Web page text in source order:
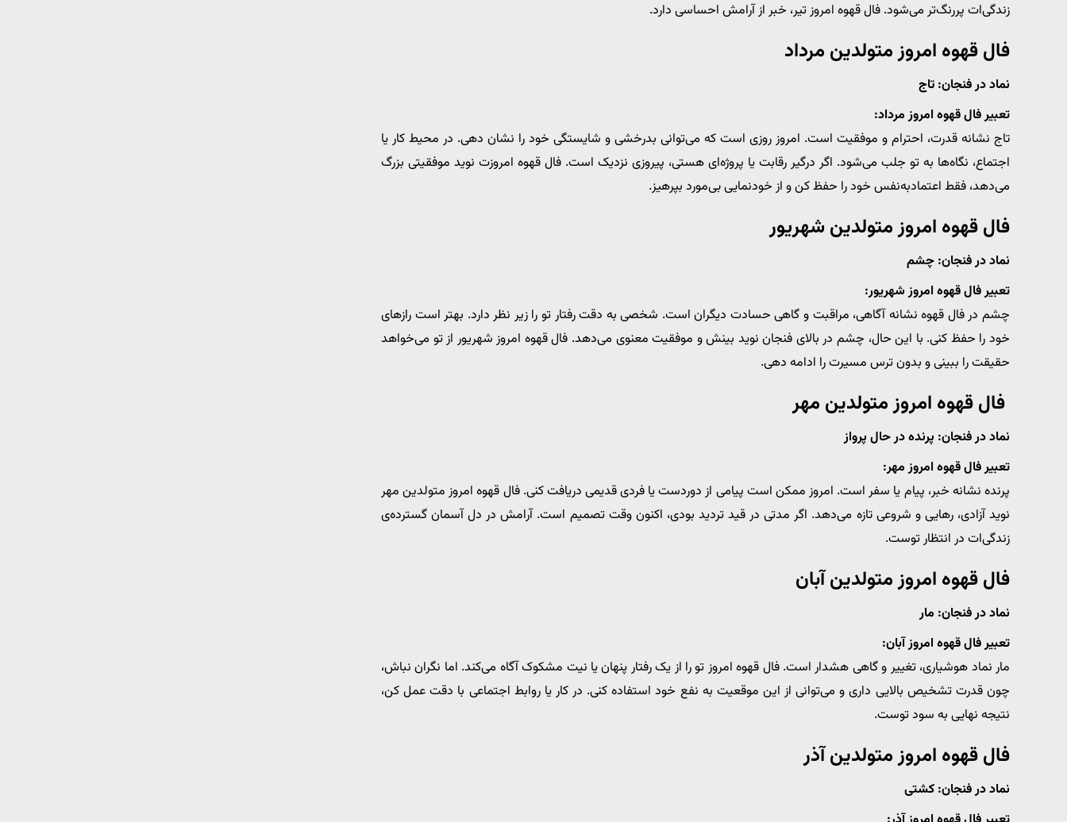
زندگی‌ات پررنگ‌تر می‌شود. فال قهوه امروز تیر، خبر از آرامش احساسی دارد.
فال قهوه امروز متولدین مرداد
نماد در فنجان: تاج
تعبیر فال قهوه امروز مرداد:
تاج نشانه قدرت، احترام و موفقیت است. امروز روزی است که می‌توانی بدرخشی و شایستگی خود را نشان دهی. در محیط کار یا
اجتماع، نگاه‌ها به تو جلب می‌شود. اگر درگیر رقابت یا پروژه‌ای هستی، پیروزی نزدیک است. فال قهوه امروزت نوید موفقیتی بزرگ
می‌دهد، فقط اعتمادبه‌نفس خود را حفظ کن و از خودنمایی بی‌مورد بپرهیز.
فال قهوه امروز متولدین شهریور
نماد در فنجان: چشم
تعبیر فال قهوه امروز شهریور:
چشم در فال قهوه نشانه آگاهی، مراقبت و گاهی حسادت دیگران است. شخصی به دقت رفتار تو را زیر نظر دارد. بهتر است رازهای
خود را حفظ کنی. با این حال، چشم در بالای فنجان نوید بینش و موفقیت معنوی می‌دهد. فال قهوه امروز شهریور از تو می‌خواهد
حقیقت را ببینی و بدون ترس مسیرت را ادامه دهی.
فال قهوه امروز متولدین مهر
نماد در فنجان: پرنده در حال پرواز
تعبیر فال قهوه امروز مهر:
پرنده نشانه خبر، پیام یا سفر است. امروز ممکن است پیامی از دوردست یا فردی قدیمی دریافت کنی. فال قهوه امروز متولدین مهر
نوید آزادی، رهایی و شروعی تازه می‌دهد. اگر مدتی در قید تردید بودی، اکنون وقت تصمیم است. آرامش در دل آسمان گسترده‌ی
زندگی‌ات در انتظار توست.
فال قهوه امروز متولدین آبان
نماد در فنجان: مار
تعبیر فال قهوه امروز آبان:
مار نماد هوشیاری، تغییر و گاهی هشدار است. فال قهوه امروز تو را از یک رفتار پنهان یا نیت مشکوک آگاه می‌کند. اما نگران نباش،
چون قدرت تشخیص بالایی داری و می‌توانی از این موقعیت به نفع خود استفاده کنی. در کار یا روابط اجتماعی با دقت عمل کن،
نتیجه نهایی به سود توست.
فال قهوه امروز متولدین آذر
نماد در فنجان: کشتی